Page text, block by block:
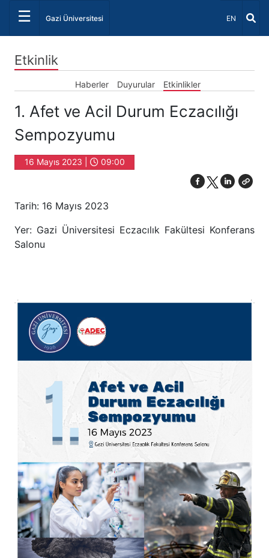
☰ Gazi Üniversitesi Dil Seçiniz
EN
Etkinlik
Haberler Duyurular Etkinlikler
1. Afet ve Acil Durum Eczacılığı
Sempozyumu
16 Mayıs 2023 | 09:00
Tarih: 16 Mayıs 2023
Yer: Gazi Üniversitesi Eczacılık Fakültesi Konferans
Salonu